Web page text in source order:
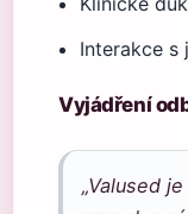
Interakce s
Vyjádření
„Valused